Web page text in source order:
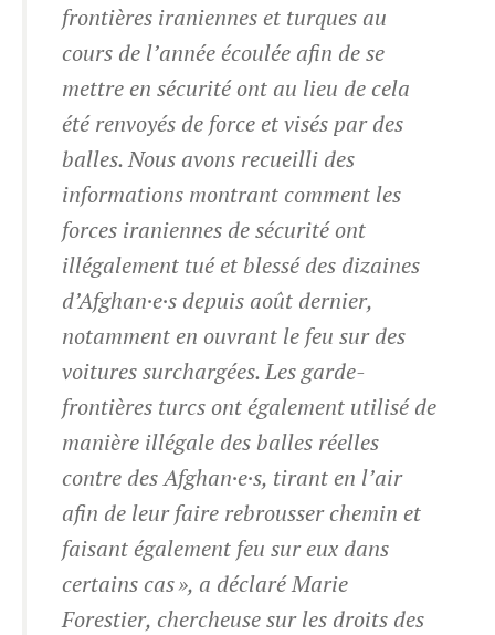
frontières iraniennes et turques au
cours de l’année écoulée afin de se
mettre en sécurité ont au lieu de cela
été renvoyés de force et visés par des
balles. Nous avons recueilli des
informations montrant comment les
forces iraniennes de sécurité ont
illégalement tué et blessé des dizaines
d’Afghan·e·s depuis août dernier,
notamment en ouvrant le feu sur des
voitures surchargées. Les garde-
frontières turcs ont également utilisé de
manière illégale des balles réelles
contre des Afghan·e·s, tirant en l’air
afin de leur faire rebrousser chemin et
faisant également feu sur eux dans
certains cas », a déclaré Marie
Forestier, chercheuse sur les droits des